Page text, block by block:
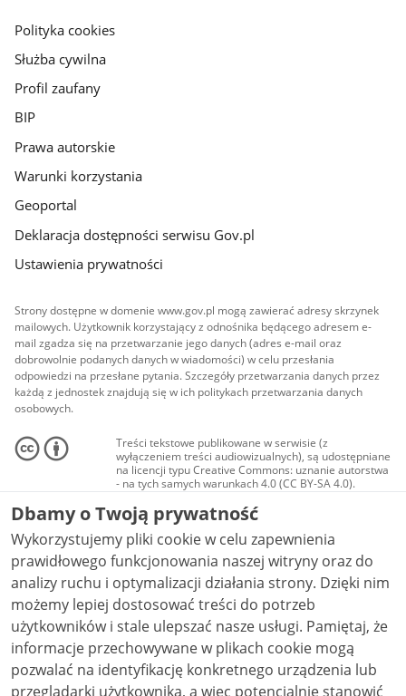
gov.pl
Polityka cookies
Służba cywilna
Profil zaufany
BIP
Prawa autorskie
Warunki korzystania
Geoportal
Deklaracja dostępności serwisu Gov.pl
Ustawienia prywatności
Strony dostępne w domenie www.gov.pl mogą zawierać adresy skrzynek
mailowych. Użytkownik korzystający z odnośnika będącego adresem e-
mail zgadza się na przetwarzanie jego danych (adres e-mail oraz
dobrowolnie podanych danych w wiadomości) w celu przesłania
odpowiedzi na przesłane pytania. Szczegóły przetwarzania danych przez
każdą z jednostek znajdują się w ich politykach przetwarzania danych
osobowych.
Treści tekstowe publikowane w serwisie (z
wyłączeniem treści audiowizualnych), są udostępniane
na licencji typu Creative Commons: uznanie autorstwa
- na tych samych warunkach 4.0 (CC BY-SA 4.0).
Materiały audiowizualne, w tym zdjęcia, materiały
audio i wideo, są udostępniane na licencji typu
Creative Commons: uznanie autorstwa użycie
niekomercyjne - bez utworów zależnych 4.0 (CC BY-
NC-ND 4.0), o ile nie jest to stwierdzone inaczej.
Dbamy o Twoją prywatność
Wykorzystujemy pliki cookie w celu zapewnienia
prawidłowego funkcjonowania naszej witryny oraz do
analizy ruchu i optymalizacji działania strony. Dzięki nim
możemy lepiej dostosować treści do potrzeb
użytkowników i stale ulepszać nasze usługi. Pamiętaj, że
informacje przechowywane w plikach cookie mogą
pozwalać na identyfikację konkretnego urządzenia lub
przeglądarki użytkownika, a więc potencjalnie stanowić